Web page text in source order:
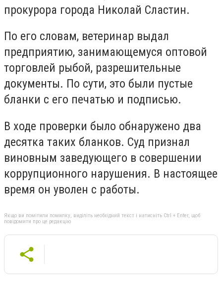
прокурора города Николай Сластин.
По его словам, ветеринар выдал
предприятию, занимающемуся оптовой
торговлей рыбой, разрешительные
документы. По сути, это были пустые
бланки с его печатью и подписью.
В ходе проверки было обнаружено два
десятка таких бланков. Суд признал
виновным заведующего в совершении
коррупционного нарушения. В настоящее
время он уволен с работы.
Якщо ви помітили помилку, виділіть необхідний текст і натисніть Ctrl + Enter, щоб
повідомити про це редакцію